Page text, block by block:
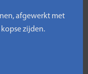
afgewerkt met
zijden.